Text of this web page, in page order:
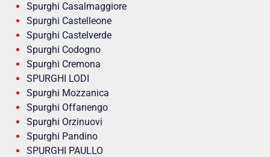
Spurghi Casalmaggiore
Spurghi Castelleone
Spurghi Castelverde
Spurghi Codogno
Spurghi Cremona
SPURGHI LODI
Spurghi Mozzanica
Spurghi Offanengo
Spurghi Orzinuovi
Spurghi Pandino
SPURGHI PAULLO